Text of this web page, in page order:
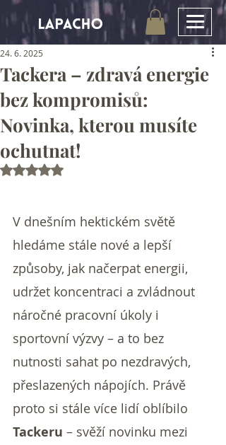
Tackera – zdravá energie
bez kompromisů:
Novinka, kterou musíte
ochutnat!
24. 6. 2025
Hodnoceno NaN z 5 hvězdiček.
V dnešním hektickém světě
hledáme stále nové a lepší
způsoby, jak načerpat energii,
udržet koncentraci a zvládnout
náročné pracovní úkoly i
sportovní výzvy – a to bez
nutnosti sahat po nezdravých,
přeslazených nápojích. Právě
proto si stále více lidí oblíbilo
Tackeru – svěží novinku mezi